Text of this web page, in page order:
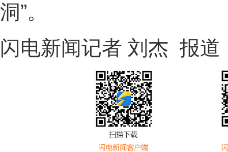
洞”。
闪电新闻记者 刘杰 报道